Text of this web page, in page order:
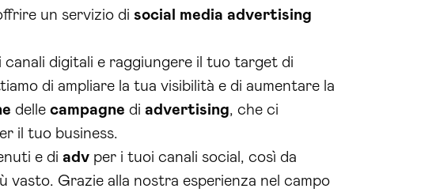
un servizio di social media advertising
canali digitali e raggiungere il tuo target di
di ampliare la tua visibilità e di aumentare la
delle campagne di advertising, che ci
il tuo business.
e di adv per i tuoi canali social, così da
vasto. Grazie alla nostra esperienza nel campo